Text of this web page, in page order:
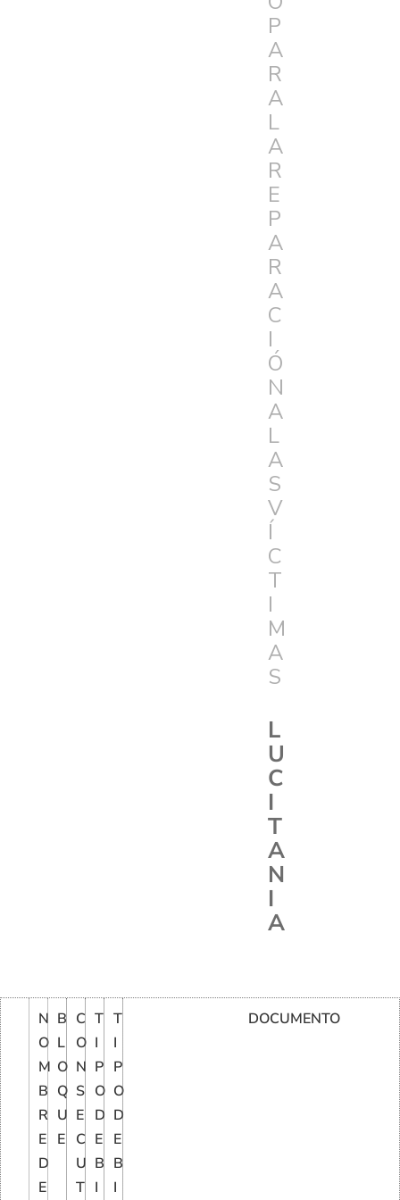
P
A
R
A
L
A
R
E
P
A
R
A
C
I
Ó
N
A
L
A
S
V
Í
C
T
I
M
A
S
L
U
C
I
T
A
N
I
A
N
O
M
B
R
E
D
E
B
L
O
Q
U
E
C
O
N
S
E
C
U
T
T
I
P
O
D
E
B
I
T
I
P
O
D
E
B
I
DOCUMENTO